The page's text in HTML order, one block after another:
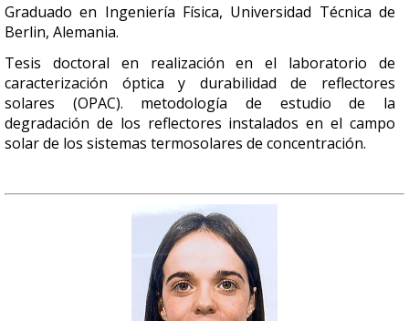
Graduado en Ingeniería Física, Universidad Técnica de
Berlin, Alemania.
Tesis doctoral en realización en el laboratorio de
caracterización óptica y durabilidad de reflectores
solares (OPAC). metodología de estudio de la
degradación de los reflectores instalados en el campo
solar de los sistemas termosolares de concentración.